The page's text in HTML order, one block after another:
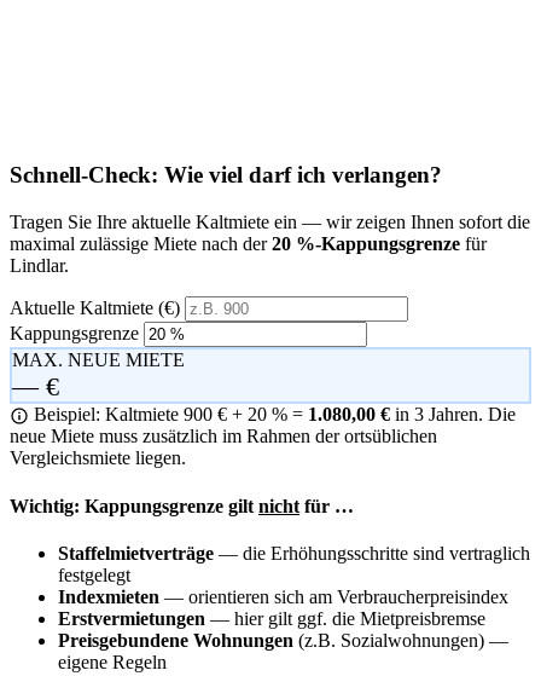
Schnell-Check: Wie viel darf ich verlangen?
Tragen Sie Ihre aktuelle Kaltmiete ein — wir zeigen Ihnen sofort die
maximal zulässige Miete nach der20 %-Kappungsgrenze für
Lindlar.
Aktuelle Kaltmiete (€)
Kappungsgrenze
MAX. NEUE MIETE
— €
Beispiel: Kaltmiete 900 € + 20 % = 1.080,00 € in 3 Jahren. Die
neue Miete muss zusätzlich im Rahmen der ortsüblichen
Vergleichsmiete liegen.
Wichtig: Kappungsgrenze gilt nicht für …
Staffelmietverträge — die Erhöhungsschritte sind vertraglich
festgelegt
Indexmieten — orientieren sich am Verbraucherpreisindex
Erstvermietungen — hier gilt ggf. die Mietpreisbremse
Preisgebundene Wohnungen (z.B. Sozialwohnungen) —
eigene Regeln